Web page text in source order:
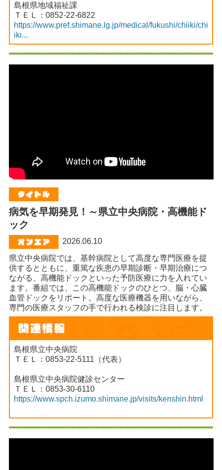
島根県地域福祉課
ＴＥＬ：0852-22-6822
https://www.pref.shimane.lg.jp/medical/fukushi/chiiki/chi
iki...
病気を早期発見！～県立中央病院・高機能ド
ック
2026.06.10
県立中央病院では、基幹病院として高度な専門医療を提
供するとともに、重篤な疾患の早期診断・早期治療につ
ながる、高機能ドックといった予防医療に力を入れてい
ます。番組では、この高機能ドックのひとつ、脳・心臓
血管ドックをリポート。高度な医療機器を用いながら、
専門の医療スタッフの手で行われる検診に注目します。
島根県立中央病院
ＴＥＬ：0853-22-5111（代表）
島根県立中央病院健診センター
ＴＥＬ：0853-30-6110
https://www.spch.izumo.shimane.jp/visits/kenshin.html